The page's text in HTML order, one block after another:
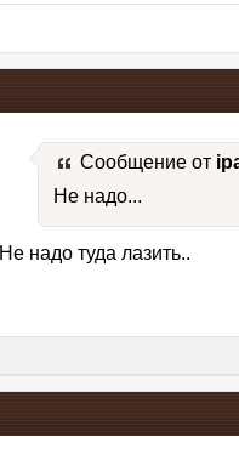
Сообщение от
Не надо...
Не надо туда лазить..